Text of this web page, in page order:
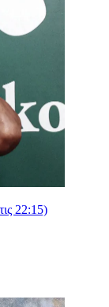
22:15)